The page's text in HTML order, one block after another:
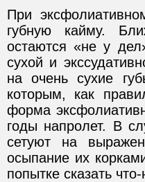
При
губную кайму.
остаются «не у
сухой и
на очень сухие
которым, как
форма
годы напролет. В
сетуют на
осыпание их
попытке сказать